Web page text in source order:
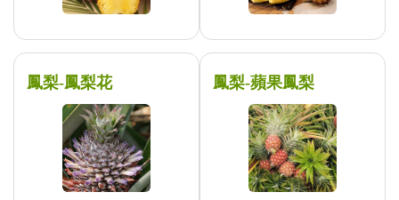
鳳梨-鳳梨花 鳳梨-蘋果鳳梨